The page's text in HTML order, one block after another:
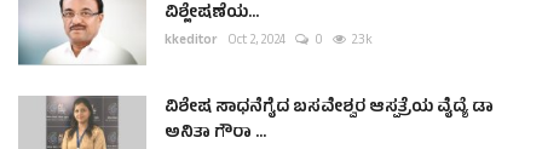
ವಿಶ್ಲೇಷಣೆಯ...
kkeditor Oct 2, 2024 0 2.3k
ವಿಶೇಷ ಸಾಧನೆಗೈದ ಬಸವೇಶ್ವರ ಆಸ್ಪತ್ರೆಯ ವೈದ್ಯೆ ಡಾ
ಅನಿತಾ ಗೌರಾ ...